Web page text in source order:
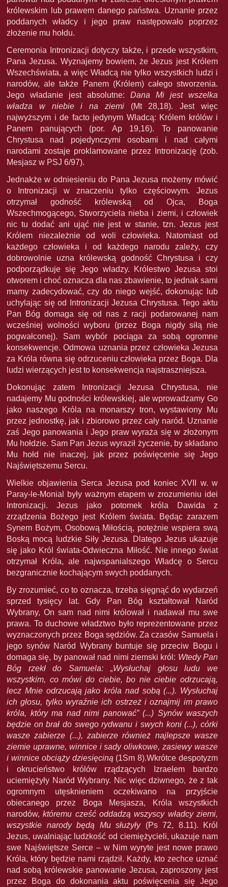
królewskim lub prawem danego państwa. Uznanie przez
poddanych władcy i jego praw następowało poprzez
złożenie mu hołdu.
Ceremonia Intronizacji dotyczy także, i przede wszystkim,
Pana Jezusa. Wyznajemy bowiem, że Jezus jest Królem
Wszechświata, a więc Władcą nie tylko wszystkich ludzi i
narodów, ale także Panem (Królem) całego stworzenia.
Jego władanie jest absolutne: Dana Mi jest wszelka
władza w niebie i na ziemi(Mt 28,18). Jest więc
najwyższym i de facto jedynym Władcą: Królem królów i
Panem panujących (por. Ap 19,16). To panowanie
Chrystusa nad pojedynczymi osobami i nad całymi
narodami zostaje proklamowane przez Intronizację (zob.
Mesjasz w PSJ 6/97).
Jednakże w odniesieniu do Pana Jezusa możemy mówić
o Intronizacji w znaczeniu tylko częściowym. Jezus
otrzymał godność królewską od Ojca, Boga
Wszechmogącego, Stworzyciela nieba i ziemi, i człowiek
nic tu dodać ani ująć nie jest w stanie, tzn. Jezus jest
Królem niezależnie od woli człowieka. Natomiast od
każdego człowieka i od każdego narodu zależy, czy
dobrowolnie uzna królewską godność Chrystusa i czy
podporządkuje się Jego władzy. Królestwo Jezusa stoi
otworem i choć oznacza dla nas zbawienie, to jednak sami
mamy zadecydować, czy do niego wejść, dokonując lub
uchylając się od Intronizacji Jezusa Chrystusa. Tego aktu
Pan Bóg domaga się od nas z racji podarowanej nam
wcześniej wolności wyboru (przez Boga nigdy siłą nie
pogwałconej). Sam wybór pociąga za sobą ogromne
konsekwencje. Odmowa uznania przez człowieka Jezusa
za Króla równa się odrzuceniu człowieka przez Boga. Dla
ludzi wierzących jest to konsekwencja najstraszniejsza.
Dokonując zatem Intronizacji Jezusa Chrystusa, nie
nadajemy Mu godności królewskiej, ale wprowadzamy Go
jako naszego Króla na monarszy tron, wystawiony Mu
przez jednostkę, jak i zbiorowo przez cały naród. Uznanie
zaś Jego panowania i Jego praw wyraża się w złożonym
Mu hołdzie. Sam Pan Jezus wyraził życzenie, by składano
Mu hołd nie inaczej, jak przez poświęcenie się Jego
Najświętszemu Sercu.
Wielkie objawienia Serca Jezusa pod koniec XVII w. w
Paray-le-Monial były ważnym etapem w zrozumieniu idei
Intronizacji. Jezus jako potomek króla Dawida z
zrządzenia Bożego jest Królem świata. Będąc zarazem
Synem Bożym, Osobową Miłością, potężnie wspiera swą
Boską mocą ludzkie Siły Jezusa. Dlatego Jezus ukazuje
się jako Król świata-Odwieczna Miłość. Nie innego świat
otrzymał Króla, ale najwspanialszego Władcę o Sercu
bezgranicznie kochającym swych poddanych.
By zrozumieć, co to oznacza, trzeba sięgnąć do wydarzeń
sprzed tysięcy lat. Gdy Pan Bóg kształtował Naród
Wybrany, On sam nad nimi królował i nadawał mu swe
prawa. To duchowe władztwo było reprezentowane przez
wyznaczonych przez Boga sędziów. Za czasów Samuela i
jego synów Naród Wybrany buntuje się przeciw Bogu i
domaga się, by panował nad nimi ziemski król: Wtedy Pan
Bóg rzekł do Samuela: „Wysłuchaj głosu ludu we
wszystkim, co mówi do ciebie, bo nie ciebie odrzucają,
lecz Mnie odrzucają jako króla nad sobą (...). Wysłuchaj
ich głosu, tylko wyraźnie ich ostrzeż i oznajmij im prawo
króla, który ma nad nimi panować” (...) Synów waszych
będzie on brał do swego rydwanu i swych koni (...), córki
wasze zabierze (...), zabierze również najlepsze wasze
ziemie uprawne, winnice i sady oliwkowe, zasiewy wasze
i winnice obciąży dziesięciną (1Sm 8).Wkrótce despotyzm
i okrucieństwo królów rządzących Izraelem bardzo
uciemiężyły Naród Wybrany. Nic więc dziwnego, że z tak
ogromnym utęsknieniem oczekiwano na przyjście
obiecanego przez Boga Mesjasza, Króla wszystkich
narodów,któremu cześć oddadzą wszyscy władcy ziemi,
wszystkie narody będą Mu służyły(Ps 72, 8.11). Król
Jezus, uwalniając ludzkość od ciemiężycieli, ukazuje nam
swe Najświętsze Serce – w Nim wyryte jest nowe prawo
Króla, który będzie nami rządził. Każdy, kto zechce uznać
nad sobą królewskie panowanie Jezusa, zaproszony jest
przez Boga do dokonania aktu poświęcenia się Jego